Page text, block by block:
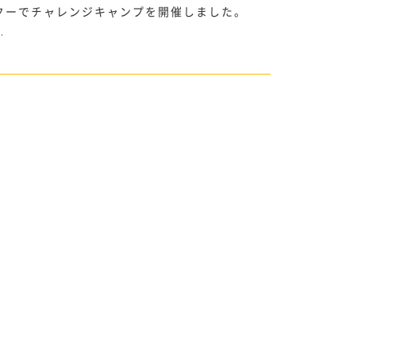
でチャレンジキャンプを開催しました。